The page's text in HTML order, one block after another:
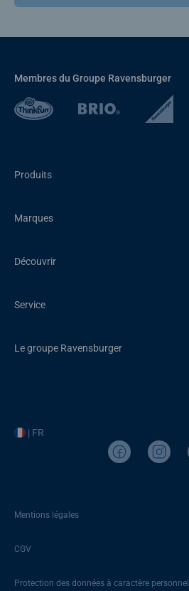
Membres du Groupe Ravensburger
Produits
Marques
Découvrir
Service
Le groupe Ravensburger
| FR
Mentions légales
CGV
Protection des données à caractère personnel